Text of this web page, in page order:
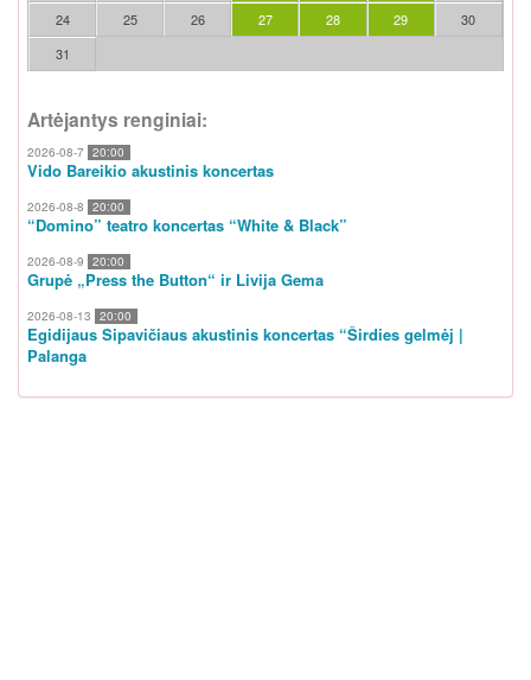
24 25 26 27 28 29
30
31
Artėjantys renginiai:
2026-08-7 20:00
Vido Bareikio akustinis koncertas
2026-08-8 20:00
“Domino” teatro koncertas “White & Black”
2026-08-9 20:00
Grupė „Press the Button“ ir Livija Gema
2026-08-13 20:00
Egidijaus Sipavičiaus akustinis koncertas “Širdies gelmėj |
Palanga